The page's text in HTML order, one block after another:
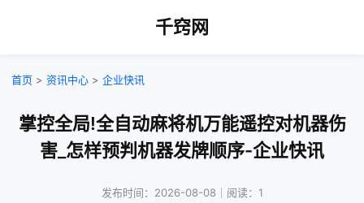
千窍网
首页 > 资讯中心 > 企业快讯
掌控全局!全自动麻将机万能遥控对机器伤
害_怎样预判机器发牌顺序-企业快讯
发布时间：2026-08-08｜阅读：1